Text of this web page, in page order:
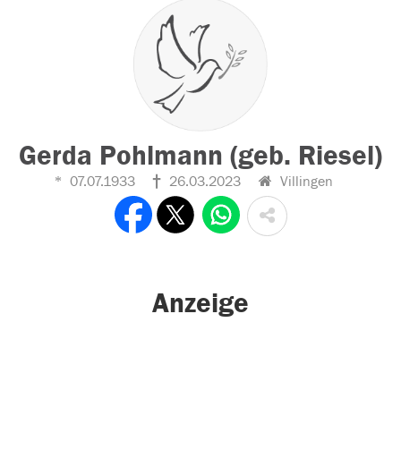
Gerda Pohlmann (geb. Riesel)
07.07.1933 26.03.2023 Villingen
Anzeige